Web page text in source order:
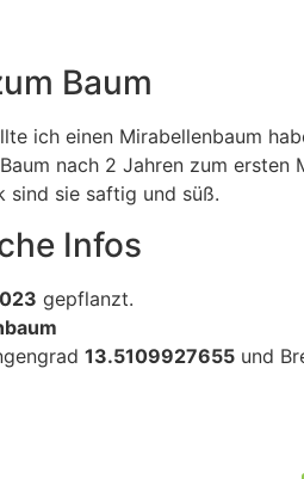
Baum
ich einen Mirabellenbaum
nach 2 Jahren zum
sind sie saftig und süß.
Infos
gepflanzt.
13.5109927655 und